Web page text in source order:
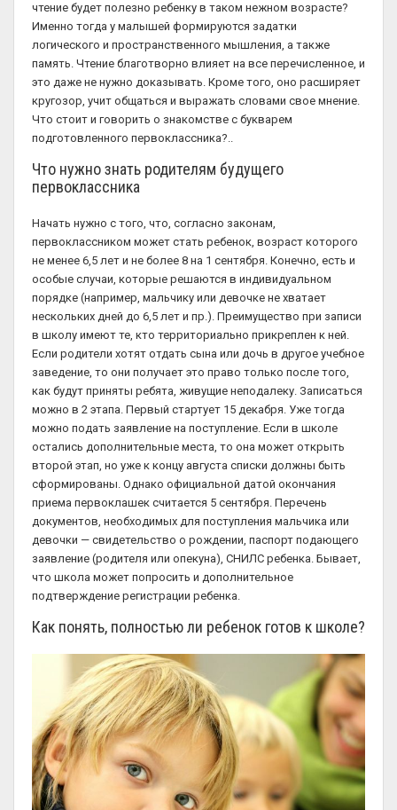
чтение будет полезно ребенку в таком нежном возрасте?
Именно тогда у малышей формируются задатки
логического и пространственного мышления, а также
память. Чтение благотворно влияет на все перечисленное, и
это даже не нужно доказывать. Кроме того, оно расширяет
кругозор, учит общаться и выражать словами свое мнение.
Что стоит и говорить о знакомстве с букварем
подготовленного первоклассника?..
Что нужно знать родителям будущего
первоклассника
Начать нужно с того, что, согласно законам,
первоклассником может стать ребенок, возраст которого
не менее 6,5 лет и не более 8 на 1 сентября. Конечно, есть и
особые случаи, которые решаются в индивидуальном
порядке (например, мальчику или девочке не хватает
нескольких дней до 6,5 лет и пр.). Преимущество при записи
в школу имеют те, кто территориально прикреплен к ней.
Если родители хотят отдать сына или дочь в другое учебное
заведение, то они получает это право только после того,
как будут приняты ребята, живущие неподалеку. Записаться
можно в 2 этапа. Первый стартует 15 декабря. Уже тогда
можно подать заявление на поступление. Если в школе
остались дополнительные места, то она может открыть
второй этап, но уже к концу августа списки должны быть
сформированы. Однако официальной датой окончания
приема первоклашек считается 5 сентября. Перечень
документов, необходимых для поступления мальчика или
девочки — свидетельство о рождении, паспорт подающего
заявление (родителя или опекуна), СНИЛС ребенка. Бывает,
что школа может попросить и дополнительное
подтверждение регистрации ребенка.
Как понять, полностью ли ребенок готов к школе?